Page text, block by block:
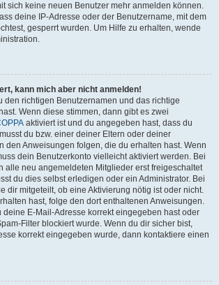
sich keine neuen Benutzer mehr anmelden können.
deine IP-Adresse oder der Benutzername, mit dem
gesperrt wurden. Um Hilfe zu erhalten, wende
kann mich aber nicht anmelden!
den richtigen Benutzernamen und das richtige
Wenn diese stimmen, dann gibt es zwei
aktiviert ist und du angegeben hast, dass du
du bzw. einer deiner Eltern oder deiner
den Anweisungen folgen, die du erhalten hast. Wenn
dein Benutzerkonto vielleicht aktiviert werden. Bei
alle neu angemeldeten Mitglieder erst freigeschaltet
du dies selbst erledigen oder ein Administrator. Bei
dir mitgeteilt, ob eine Aktivierung nötig ist oder nicht.
hast, folge den dort enthaltenen Anweisungen.
deine E-Mail-Adresse korrekt eingegeben hast oder
Filter blockiert wurde. Wenn du dir sicher bist,
korrekt eingegeben wurde, dann kontaktiere einen